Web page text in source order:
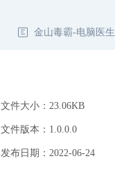
金山毒霸-电脑医生
文件大小：23.06KB
文件版本：1.0.0.0
发布日期：2022-06-24